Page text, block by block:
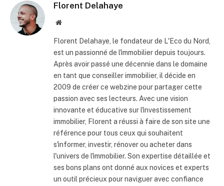
Florent Delahaye
Site
Florent Delahaye, le fondateur de L'Eco du Nord,
est un passionné de l'immobilier depuis toujours.
Après avoir passé une décennie dans le domaine
en tant que conseiller immobilier, il décide en
2009 de créer ce webzine pour partager cette
passion avec ses lecteurs. Avec une vision
innovante et éducative sur l'investissement
immobilier, Florent a réussi à faire de son site une
référence pour tous ceux qui souhaitent
s'informer, investir, rénover ou acheter dans
l'univers de l'immobilier. Son expertise détaillée et
ses bons plans ont donné aux novices et experts
un outil précieux pour naviguer avec confiance